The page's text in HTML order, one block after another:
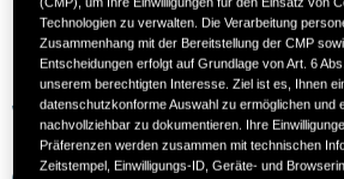
Influenza, Tetanus, Hepatitis und
Warum sollten Sie nach einer
Technologien zu verwalten. Die Verarbeitung
Zusammenhang mit der Bereitstellung der CMP
Entscheidungen erfolgt auf Grundlage von Art. 6
unserem berechtigten Interesse. Ziel ist es, Ihnen
datenschutzkonforme Auswahl zu ermöglichen und
nachvollziehbar zu dokumentieren. Ihre
Präferenzen werden zusammen mit technischen
Zeitstempel, Einwilligungs-ID, Geräte- und